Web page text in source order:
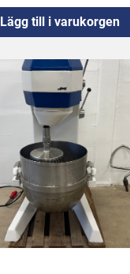
Lägg till i varukorgen